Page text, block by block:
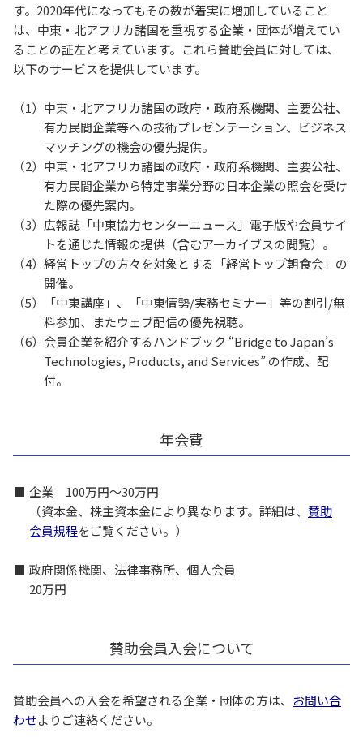
す。2020年代になってもその数が着実に増加していること
は、中東・北アフリカ諸国を重視する企業・団体が増えてい
ることの証左と考えています。これら賛助会員に対しては、
以下のサービスを提供しています。
（1） 中東・北アフリカ諸国の政府・政府系機関、主要公社、
有力民間企業等への技術プレゼンテーション、ビジネス
マッチングの機会の優先提供。
（2） 中東・北アフリカ諸国の政府・政府系機関、主要公社、
有力民間企業から特定事業分野の日本企業の照会を受け
た際の優先案内。
（3） 広報誌「中東協力センターニュース」電子版や会員サイ
トを通じた情報の提供（含むアーカイブスの閲覧）。
（4） 経営トップの方々を対象とする「経営トップ朝食会」の
開催。
（5）
「中東講座」、「中東情勢/実務セミナー」等の割引/無
料参加、またウェブ配信の優先視聴。
（6） 会員企業を紹介するハンドブック “Bridge to Japan’s
Technologies, Products, and Services” の作成、配
付。
年会費
企業 100万円～30万円
（資本金、株主資本金により異なります。詳細は、 賛助
会員規程をご覧ください。）
政府関係機関、法律事務所、個人会員
20万円
賛助会員入会について
賛助会員への入会を希望される企業・団体の方は、 お問い合
わせよりご連絡ください。